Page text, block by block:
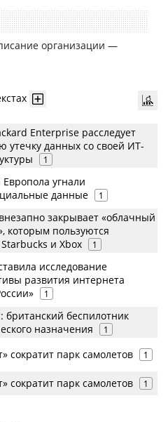
организации —
Enterprise расследует
утечку данных cо своей ИТ-
1
угнали
данные
1
закрывает «облачный
которым пользуются
Starbucks и Xbox
1
исследование
развития интернета
1
британский беспилотник
назначения
1
сократит парк самолетов 1
сократит парк самолетов 1